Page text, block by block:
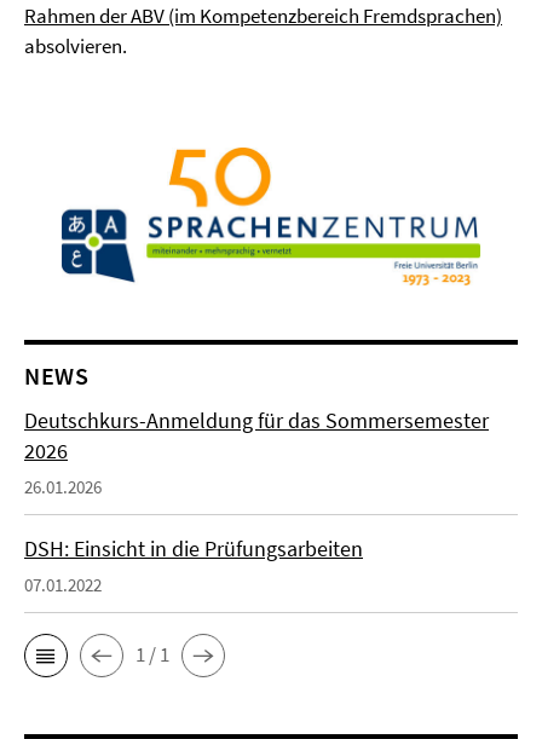
Rahmen der ABV (im Kompetenzbereich Fremdsprachen)
absolvieren.
NEWS
Deutschkurs-Anmeldung für das Sommersemester
2026
26.01.2026
DSH: Einsicht in die Prüfungsarbeiten
07.01.2022
1 / 1